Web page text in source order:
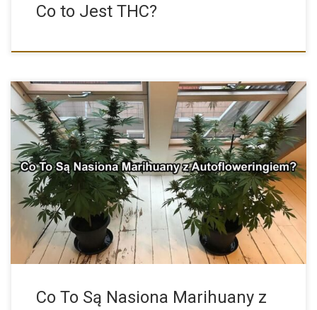
Co to Jest THC?
Cannabis Ruderalis jest rośliną szczególną. Od konopi indyjskiej i
siewnej […]
Co To Są Nasiona Marihuany z